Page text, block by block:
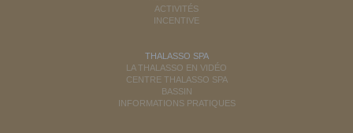
ACTIVITÉS
INCENTIVE
THALASSO SPA
LA THALASSO EN VIDÉO
CENTRE THALASSO SPA
BASSIN
INFORMATIONS PRATIQUES